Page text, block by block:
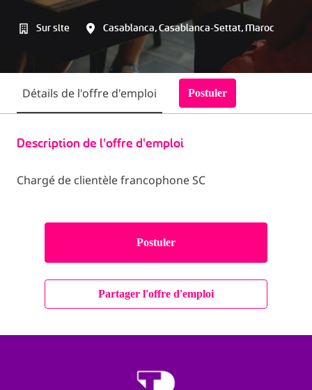
Sur site Casablanca,Casablanca-Settat,Maroc
Détails de l'offre d'emploi Postuler
Description de l'offre d'emploi
Chargé de clientèle francophone SC
Postuler
Partager l'offre d'emploi